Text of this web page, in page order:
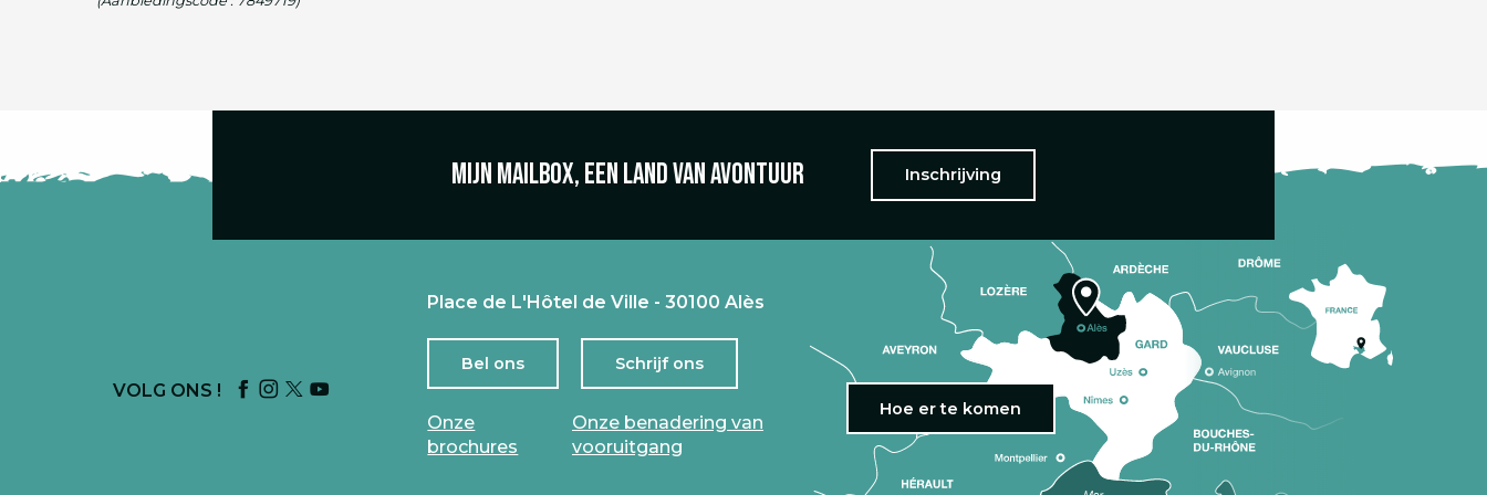
Mijn mailbox, een land van avontuur Inschrijving
VOLG ONS !
Place de L'Hôtel de Ville - 30100 Alès
Bel ons Schrijf ons
Onze
brochures
Onze benadering van
vooruitgang
Hoe er te komen